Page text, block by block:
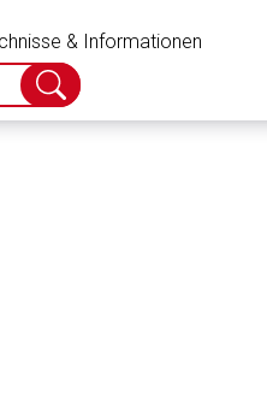
& Informationen
Suche
abschicken